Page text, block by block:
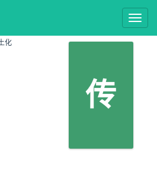
传
化